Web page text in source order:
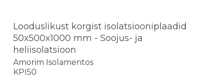
Looduslikust korgist isolatsiooniplaadid
50x500x1000 mm - Soojus- ja
heliisolatsioon
Amorim Isolamentos
KPI50